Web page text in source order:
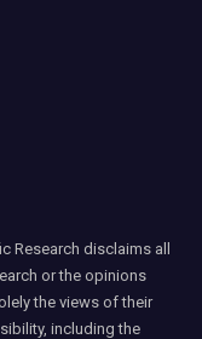
Research disclaims all
or the opinions
the views of their
including the